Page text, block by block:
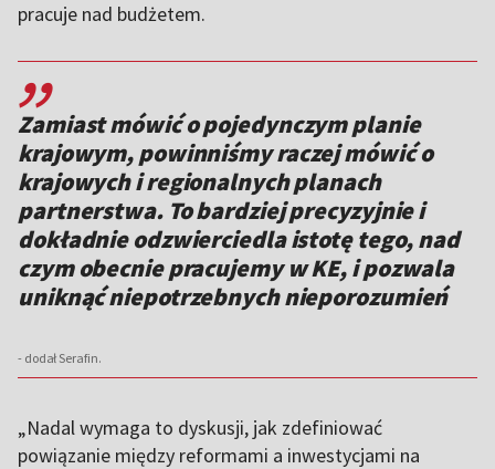
pracuje nad budżetem.
,,
Zamiast mówić o pojedynczym planie
krajowym, powinniśmy raczej mówić o
krajowych i regionalnych planach
partnerstwa. To bardziej precyzyjnie i
dokładnie odzwierciedla istotę tego, nad
czym obecnie pracujemy w KE, i pozwala
uniknąć niepotrzebnych nieporozumień
- dodał Serafin.
„Nadal wymaga to dyskusji, jak zdefiniować
powiązanie między reformami a inwestycjami na